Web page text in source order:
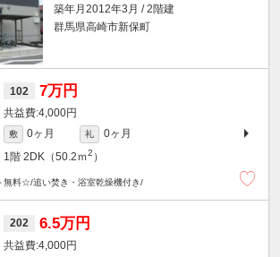
築年月2012年3月 / 2階建
群馬県高崎市新保町
102 7万円
4,000円
敷 0ヶ月 礼
0ヶ月
1階 2DK（50.2ｍ2 ）
無料☆/追い焚き・浴室乾燥機付き/
202 6.5万円
4,000円